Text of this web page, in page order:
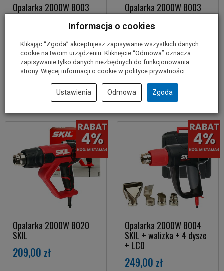
Opalarka 2000W 8003
SKIL
Do koszyka
Opalarka 2000W 8003
SKIL + walizka + 4 dysze
179,00 zł
Do koszyka
Opalarka 2000W 8020
SKIL
209,00 zł
Opalarka 2000W 8004
SKIL + walizka + 4 dysze
+ LCD
249,00 zł
Informacja o cookies
Klikając “Zgoda” akceptujesz zapisywanie wszystkich danych
cookie na twoim urządzeniu. Kliknięcie “Odmowa” oznacza
zapisywanie tylko danych niezbędnych do funkcjonowania
strony. Więcej informacji o cookie w polityce prywatności
Ustawienia Odmowa Zgoda